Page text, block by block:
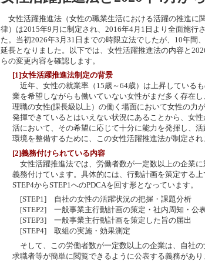
女性活躍推進法（女性の職業生活における活躍の推進に
律）は2015年9月に制定され、2016年4月1日より全面施行
た。当初2026年3月31日までの時限立法でしたが、10年間
延長となりました。以下では、女性活躍推進法の内容と
らの変更内容を確認します。
[1]女性活躍推進法制定の背景
近年、女性の就業率（15歳～64歳）は上昇している
業を希望しながらも働いていない女性がまだ多く存在
理職の女性(課長級以上）の働く場面において女性の力
発揮できているとはいえない状況にあることから、女性
活において、その希望に応じて十分に能力を発揮し、活
環境を整備するために、この女性活躍推進法が制定され
[2]義務付けられている内容
女性活躍推進法では、労働者数が一定数以上の企業
義務付けています。具体的には、行動計画を策定する上
STEP4からSTEP1へのPDCAを回す形となっています。
[STEP1] 自社の女性の活躍状況の把握・課題分析
[STEP2] 一般事業主行動計画の策定・社内周知・公
[STEP3] 一般事業主行動計画を策定した旨の届出
[STEP4] 取組の実施・効果測定
そして、この労働者数が一定数以上の企業は、自社の
求職者等が簡単に閲覧できるように公表する義務があり